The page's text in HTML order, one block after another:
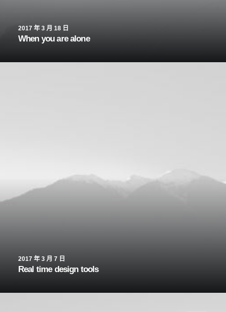
2017 年 3 月 18 日
When you are alone
2017 年 3 月 7 日
Real time design tools